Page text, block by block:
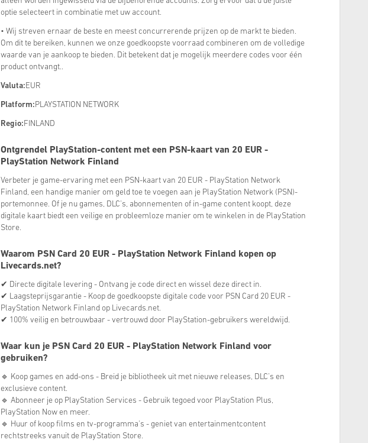
optie selecteert in combinatie met uw account.
• Wij streven ernaar de beste en meest concurrerende prijzen op de markt te bieden.
Om dit te bereiken, kunnen we onze goedkoopste voorraad combineren om de volledige
waarde van je aankoop te bieden. Dit betekent dat je mogelijk meerdere codes voor één
product ontvangt..
Valuta:EUR
Platform:PLAYSTATION NETWORK
Regio:FINLAND
Ontgrendel PlayStation-content met een PSN-kaart van 20 EUR -
PlayStation Network Finland
Verbeter je game-ervaring met een PSN-kaart van 20 EUR - PlayStation Network
Finland, een handige manier om geld toe te voegen aan je PlayStation Network (PSN)-
portemonnee. Of je nu games, DLC's, abonnementen of in-game content koopt, deze
digitale kaart biedt een veilige en probleemloze manier om te winkelen in de PlayStation
Store.
Waarom PSN Card 20 EUR - PlayStation Network Finland kopen op
Livecards.net?
✔ Directe digitale levering - Ontvang je code direct en wissel deze direct in.
✔ Laagsteprijsgarantie - Koop de goedkoopste digitale code voor PSN Card 20 EUR -
PlayStation Network Finland op Livecards.net.
✔ 100% veilig en betrouwbaar - vertrouwd door PlayStation-gebruikers wereldwijd.
Waar kun je PSN Card 20 EUR - PlayStation Network Finland voor
gebruiken?
🔹 Koop games en add-ons - Breid je bibliotheek uit met nieuwe releases, DLC's en
exclusieve content.
🔹 Abonneer je op PlayStation Services - Gebruik tegoed voor PlayStation Plus,
PlayStation Now en meer.
🔹 Huur of koop films en tv-programma's - geniet van entertainmentcontent
rechtstreeks vanuit de PlayStation Store.